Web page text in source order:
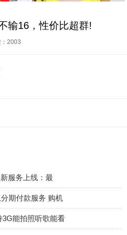
输16，性价比超群!
：2003
服务上线：最
期付款服务 购机
能拍照听歌能看